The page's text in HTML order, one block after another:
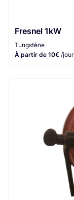
Fresnel 1kW
Tungstène
À partir de 10€ /jour